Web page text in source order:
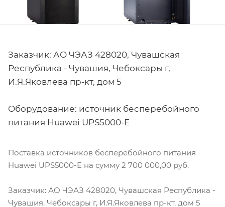
Заказчик: АО ЧЭАЗ 428020, Чувашская
Республика - Чувашия, Чебоксары г,
И.Я.Яковлева пр-кт, дом 5
Оборудование: источник бесперебойного
питания Huawei UPS5000-E
Поставка источников бесперебойного питания
Huawei UPS5000-E на сумму 2 700 000,00 руб.
Заказчик: АО ЧЭАЗ 428020, Чувашская Республика -
Чувашия, Чебоксары г, И.Я.Яковлева пр-кт, дом 5